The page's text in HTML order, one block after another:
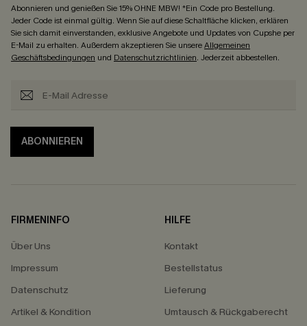
Abonnieren und genießen Sie 15% OHNE MBW! *Ein Code pro Bestellung.
Jeder Code ist einmal gültig. Wenn Sie auf diese Schaltfläche klicken, erklären
Sie sich damit einverstanden, exklusive Angebote und Updates von Cupshe per
E-Mail zu erhalten. Außerdem akzeptieren Sie unsereAllgemeinen
Geschäftsbedingungen und Datenschutzrichtlinien. Jederzeit abbestellen.
ABONNIEREN
FIRMENINFO
Über Uns
Impressum
Datenschutz
Artikel & Kondition
HILFE
Kontakt
Bestellstatus
Lieferung
Umtausch & Rückgaberecht